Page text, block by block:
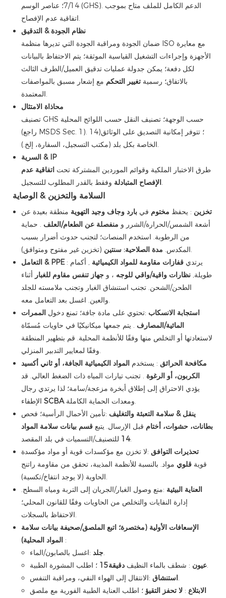
7/14؛ عناصر الوسم (GHS). الدعم الكامل للملف متاح بموجب
اتفاقية عدم الإفصاح.
نظام الجودة & التدقيق
ضمان الجودة ومراقبة الجودة التي تديرها منظمة ISO مع معايرة
الأجهزة وإجراءات التشغيل القياسية الموثقة؛ يتم الاحتفاظ بالبيانات
لكل دفعة؛ يمكن جدولة عمليات تدقيق العميل/الطرف الثالث
بالاتفاق؛ رسميةتغيير التحكم مع إشعار مسبق بالمواصفات
المعتمدة.
محاذاة الامتثال
تصنيف GHS حسب الوجهة؛ تصنيف النقل حسب اللوائح المحلية
(راجع MSDS Sec. 1). 14)؛ تتوفر إمكانية التصديق على الوثائق
الخاصة بكل بلد (مكتب التسجيل، السفارة، إلخ.).
السرية & IP
طرق الاختبار الملكية وقوائم الموردين المشتركة تحت اتفاقية عدم
الإفصاح المتبادلةوفقط بالقدر المطلوب للتسجيل.
السلامة والتخزين & الوصاية
تخزين : يحفظ مختوم فيبارد وجاف وجيد التهوية منطقة بعيدة عن
أشعة الشمس/الحرارة/الشرر و منفصلة عن الطعام/العلف . حماية
من الرطوبة. استخدم المنصات؛ لتجنب حدوث أضرار بسبب
المكدس. مدة الصلاحية: سنتين
(تخزين غير مفتوح ومتوافق).
التعامل & PPE
: يرتديقفازات مقاومة للمواد الكيميائية , أكمام
طويلة,نظارات واقية/واقي للوجه ، وجهاز تنفس مقاوم للغبار أثناء
الطحن/الشحن. تجنب استنشاق الغبار وتجنب ملامسته للجلد
والعين. اغسل بعد التعامل معه.
استجابة الانسكاب :تحتوي على مادة جافة؛ تمنع دخول الممرات
المائية/المصارف . يتم جمعها ميكانيكيًا في حاويات مُسمّاة
لاستعادتها أو التخلص منها وفقًا للأنظمة المحلية. قم بتطهير المنطقة
وفقًا لمعايير التدبير المنزلي.
مكافحة الحرائق : يستخدم المواد الكيميائية الجافة، أو ثاني أكسيد
الكربون، أو الرغوة . تجنب تيارات المياه ذات الضغط العالي. قد
يؤدي الاحتراق إلى إطلاق أبخرة مزعجة/سامة؛ لذا يرتدي رجال
SCBA
ومعدات الحماية الكاملة.
ينقل & سلامة التعبئة والتغليف :تأمين الأحمال الرأسية؛ فحص
بطانات، حشوات، أختام قبل الإرسال. يتبعقسم بيانات سلامة المواد
14للتصنيف/التسميات في بلد المقصد.
تحذيرات التوافق :لا تخزن مع مؤكسدات قوية أو مواد مؤكسدة
قويةقلوي مواد. بالنسبة للأنظمة المذيبة، تحقق من مقاومة راتنج
الحاوية (لا يوجد انتفاخ/تكسية).
العناية البيئية :منع وصول الغبار/الجريان إلى التربة ومياه السطح.
إدارة النفايات والتخلص من الحاويات وفقًا للقانون المحلي؛
الاحتفاظ بالسجلات.
الإسعافات الأولية (مختصرة؛ اتبع الملصق/صحيفة بيانات سلامة
:
جلد:اغسل بالصابون/الماء.
عيون : شطف بالماء النظيفدقيقة15
؛ اطلب المشورة الطبية.
استنشاق:الانتقال إلى الهواء النقي، ومراقبة التنفس.
الابتلاع :لا تحفز التقيؤ؛ اطلب العناية الطبية الفورية مع ملصق